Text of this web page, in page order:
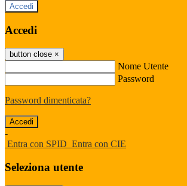
Accedi
Accedi
button close ×
Nome Utente
Password
Password dimenticata?
-
Entra con SPID Entra con CIE
Seleziona utente